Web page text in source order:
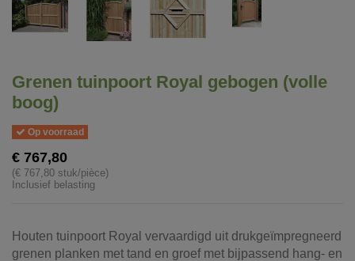
Grenen tuinpoort Royal gebogen (volle
boog)
Op voorraad
€ 767,80
(€ 767,80 stuk/pièce)
Inclusief belasting
Houten tuinpoort Royal vervaardigd uit drukgeïmpregneerd
grenen planken met tand en groef met bijpassend hang- en